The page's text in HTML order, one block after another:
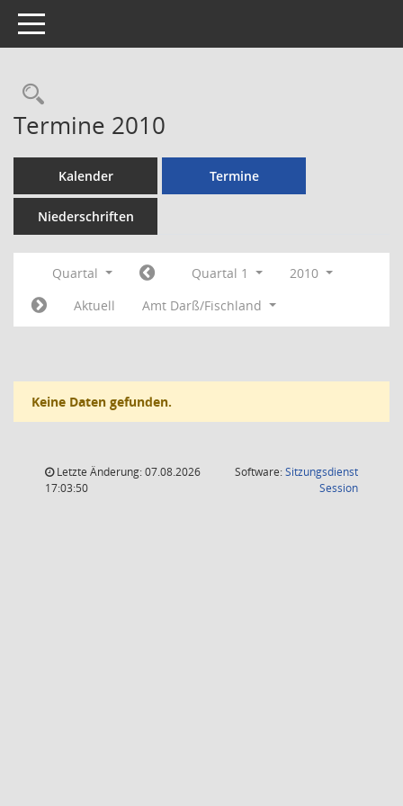
Toggle navigation
Rechercheauswahl
Termine 2010
Kalender Termine
Niederschriften
Quartal Quartal 1
2010
Aktuell
Amt Darß/Fischland
Keine Daten gefunden.
Letzte Änderung: 07.08.2026
17:03:50
Software:Sitzungsdienst
Session(Wird in